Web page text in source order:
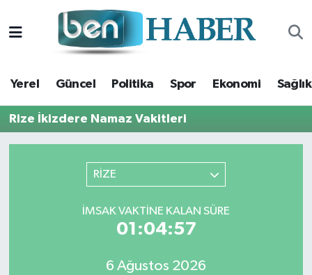
Yerel Güncel Politika Spor Ekonomi Sağlık
Rize İkizdere Namaz Vakitleri
RİZE
İMSAK VAKTINE KALAN SÜRE
01:04:56
6 Ağustos 2026
Yerel
Güncel
Politika
Hava Durumu
Trafik Durumu
Süper Lig Puan Durumu ve Fikstür